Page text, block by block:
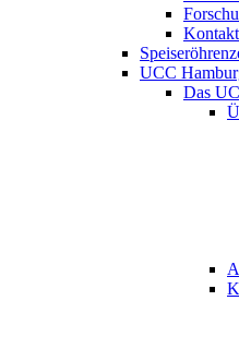
UCC
Das